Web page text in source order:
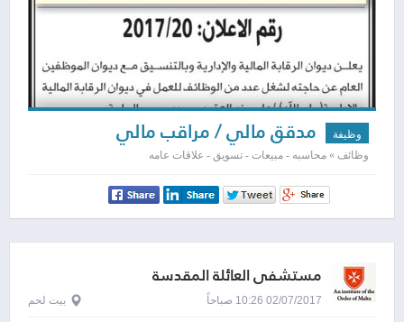
وظيفة مدقق مالي / مراقب مالي
وظائف » محاسبه - مبيعات - تسويق - علاقات عامه
مستشفى العائلة المقدسة
02/07/2017 10:26 صباحاً بيت لحم